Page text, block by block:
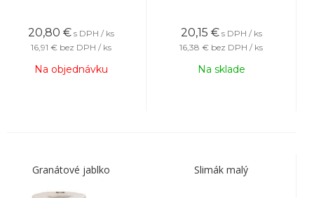
20,80 € s DPH / ks
16,91 € bez DPH / ks
Na objednávku
20,15 € s DPH / ks
16,38 € bez DPH / ks
Na sklade
Granátové jablko Slimák malý